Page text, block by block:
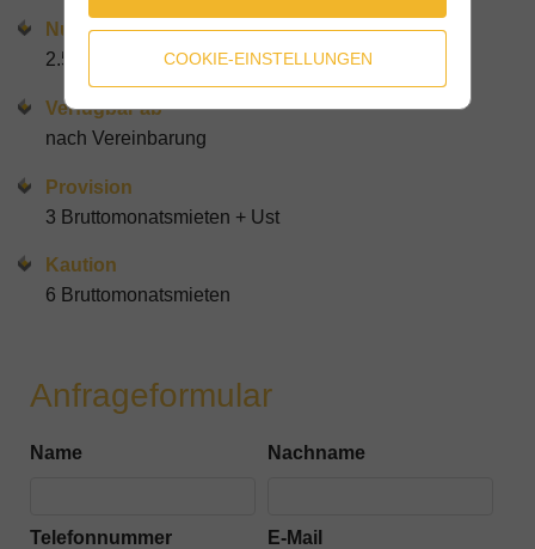
Nutzfläche gesamt
2.508 m²
Verfügbar ab
nach Vereinbarung
Provision
3 Bruttomonatsmieten + Ust
Kaution
6 Bruttomonatsmieten
Anfrageformular
Name Nachname
Telefonnummer E-Mail
COOKIE-EINSTELLUNGEN